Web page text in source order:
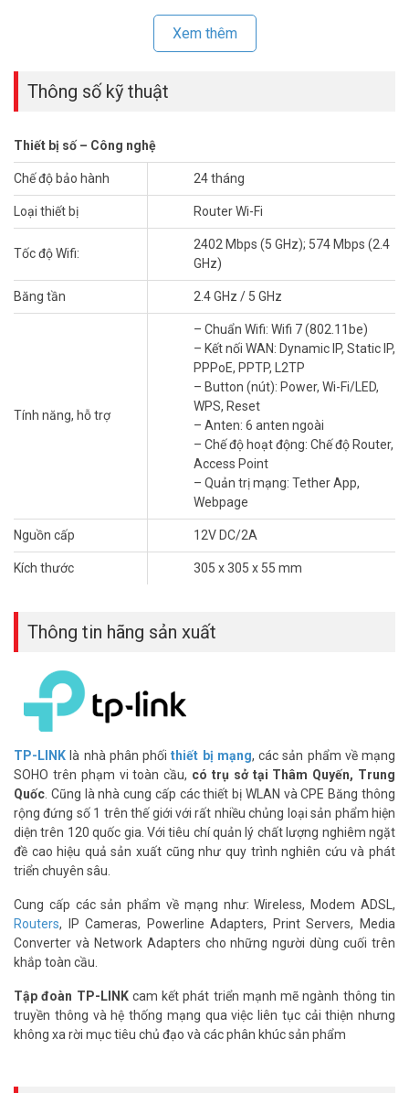
Hỗ trợ 2.4GHz và 5GHz với tổng tốc độ lên đến 9300Mbps
Tối ưu hóa băng thông khi nhiều thiết bị kết nối cùng lúc
Giảm độ trễ tối đa, mượt mà trong mọi tác vụ trực tuyến
Lý tưởng cho mọi đối tượng sử dụng
Game thủ / Livestreamer
Không còn tình trạng giật lag, ping cao gây ức chế
Truyền tải hình ảnh và âm thanh rõ nét, không delay
Hộ gia đình / Nhà thông minh
Kết nối ổn định hàng chục thiết bị: TV, camera, cảm biến…
Quản lý và kiểm soát dễ dàng qua ứng dụng TP-Link Tether
Doanh nghiệp nhỏ / Văn phòng
Tối ưu hoá mạng nội bộ, hỗ trợ chia sẻ file nhanh chóng
Bảo mật cao với WPA3, phù hợp cho công việc và giao dịch
So sánh Wi-Fi 7 với Wi-Fi 6 và Wi-Fi 5
Wi-Fi 5
~3.5Gbps
Cao
Thiết bị đồng thời 15–20 thiết bị
Bạn đang dùng router Wi-Ficũ? Đã đến lúc trải nghiệm Wi-Fi 7 với
BE400 tốc độ, ổn định và hiện đại hơn nhiều lần.
Hướng dẫn cấu hình TP-LINK BE400 đơn
giản cho người mới
Internet
Mở ứng dụng TP-Link Tether trên điện thoại
Quét mã QR dưới router để kết nối nhanh
Đặt tên mạng và mật khẩu theo ý muốn
Hoàn tất, sẵn sàng lướt mạng cực nhanh
Chỉ 5 phút để có mạng Wi-Fi cực mạnh tại nhà!
Mua TP-LINK BE400 ở đâu chính hãng, giá
tốt?
Sản phẩm chính hãng TP-LINK
Giao hàng nhanh toàn quốc
Tư vấn miễn phí, hỗ trợ kỹ thuật trọn đời
Xem thêm
Thông số kỹ thuật
Thiết bị số – Công nghệ
Chế độ bảo hành 24 tháng
Loại thiết bị Router Wi-Fi
Tốc độ Wifi:
2402 Mbps (5 GHz); 574 Mbps (2.4
GHz)
Băng tần 2.4 GHz / 5 GHz
Tính năng, hỗ trợ
– Chuẩn Wifi: Wifi 7 (802.11be)
– Kết nối WAN: Dynamic IP, Static IP,
PPPoE, PPTP, L2TP
– Button (nút): Power, Wi-Fi/LED,
WPS, Reset
– Anten: 6 anten ngoài
– Chế độ hoạt động: Chế độ Router,
Access Point
– Quản trị mạng: Tether App,
Webpage
Nguồn cấp 12V DC/2A
Kích thước 305 x 305 x 55 mm
Thông tin hãng sản xuất
TP-LINK là nhà phân phốithiết bị mạng, các sản phẩm về mạng
SOHO trên phạm vi toàn cầu, có trụ sở tại Thâm Quyến, Trung
Quốc . Cũng là nhà cung cấp các thiết bị WLAN và CPE Băng thông
rộng đứng số 1 trên thế giới với rất nhiều chủng loại sản phẩm hiện
diện trên 120 quốc gia. Với tiêu chí quản lý chất lượng nghiêm ngặt
đề cao hiệu quả sản xuất cũng như quy trình nghiên cứu và phát
triển chuyên sâu.
Cung cấp các sản phẩm về mạng như: Wireless, Modem ADSL,
Routers, IP Cameras, Powerline Adapters, Print Servers, Media
Converter và Network Adapters cho những người dùng cuối trên
khắp toàn cầu.
Tập đoàn TP-LINKcam kết phát triển mạnh mẽ ngành thông tin
truyền thông và hệ thống mạng qua việc liên tục cải thiện nhưng
không xa rời mục tiêu chủ đạo và các phân khúc sản phẩm